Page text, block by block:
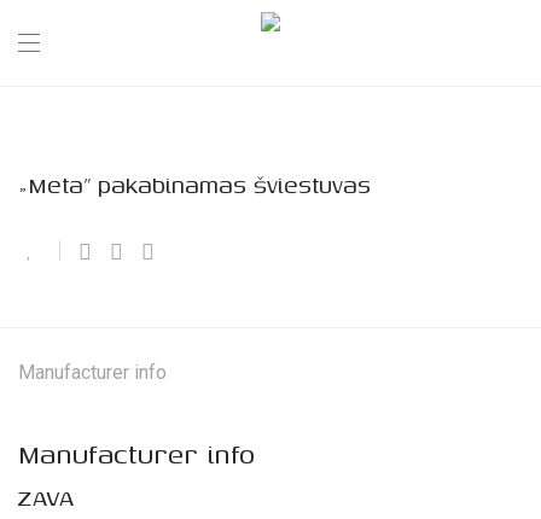
„Meta” pakabinamas šviestuvas
Manufacturer info
Manufacturer info
ZAVA